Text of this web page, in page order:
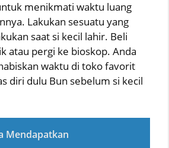
menikmati waktu luang
Lakukan sesuatu yang
saat si kecil lahir. Beli
atau pergi ke bioskop. Anda
waktu di toko favorit
diri dulu Bun sebelum si kecil
Mendapatkan